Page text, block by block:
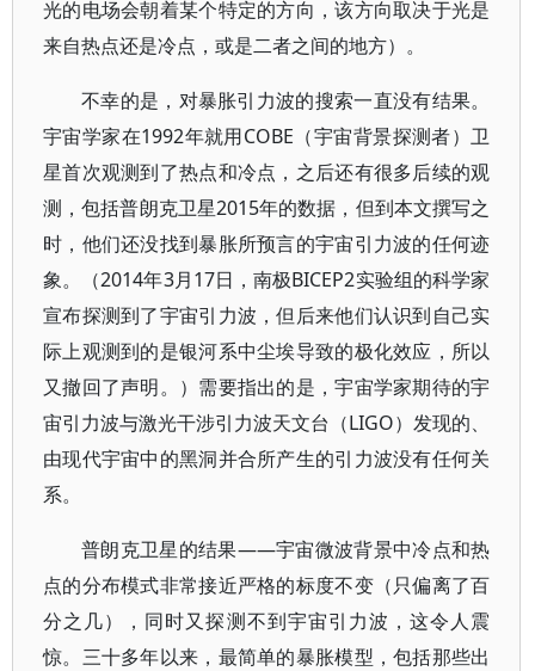
光的电场会朝着某个特定的方向，该方向取决于光是
来自热点还是冷点，或是二者之间的地方）。
不幸的是，对暴胀引力波的搜索一直没有结果。
宇宙学家在1992年就用COBE（宇宙背景探测者）卫
星首次观测到了热点和冷点，之后还有很多后续的观
测，包括普朗克卫星2015年的数据，但到本文撰写之
时，他们还没找到暴胀所预言的宇宙引力波的任何迹
象。（2014年3月17日，南极BICEP2实验组的科学家
宣布探测到了宇宙引力波，但后来他们认识到自己实
际上观测到的是银河系中尘埃导致的极化效应，所以
又撤回了声明。）需要指出的是，宇宙学家期待的宇
宙引力波与激光干涉引力波天文台（LIGO）发现的、
由现代宇宙中的黑洞并合所产生的引力波没有任何关
系。
普朗克卫星的结果——宇宙微波背景中冷点和热
点的分布模式非常接近严格的标度不变（只偏离了百
分之几），同时又探测不到宇宙引力波，这令人震
惊。三十多年以来，最简单的暴胀模型，包括那些出